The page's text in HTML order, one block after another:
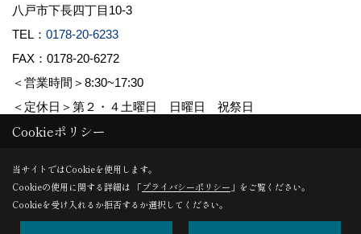
八戸市下長四丁目10-3
TEL： 0178-20-6233
FAX：0178-20-6272
＜営業時間＞8:30~17:30
＜定休日＞第２・４土曜日 日曜日 祝祭日
Copyright (c) 株式会社東北産業. All Rights Reserved.
Produced byゴデスクリエイト
Cookieポリシー
当サイトではCookieを使用します。
Cookieの使用に関する詳細は 「プライバシーポリシー 」をご覧ください。
Cookieを受け入れるか拒否するか選択してください。